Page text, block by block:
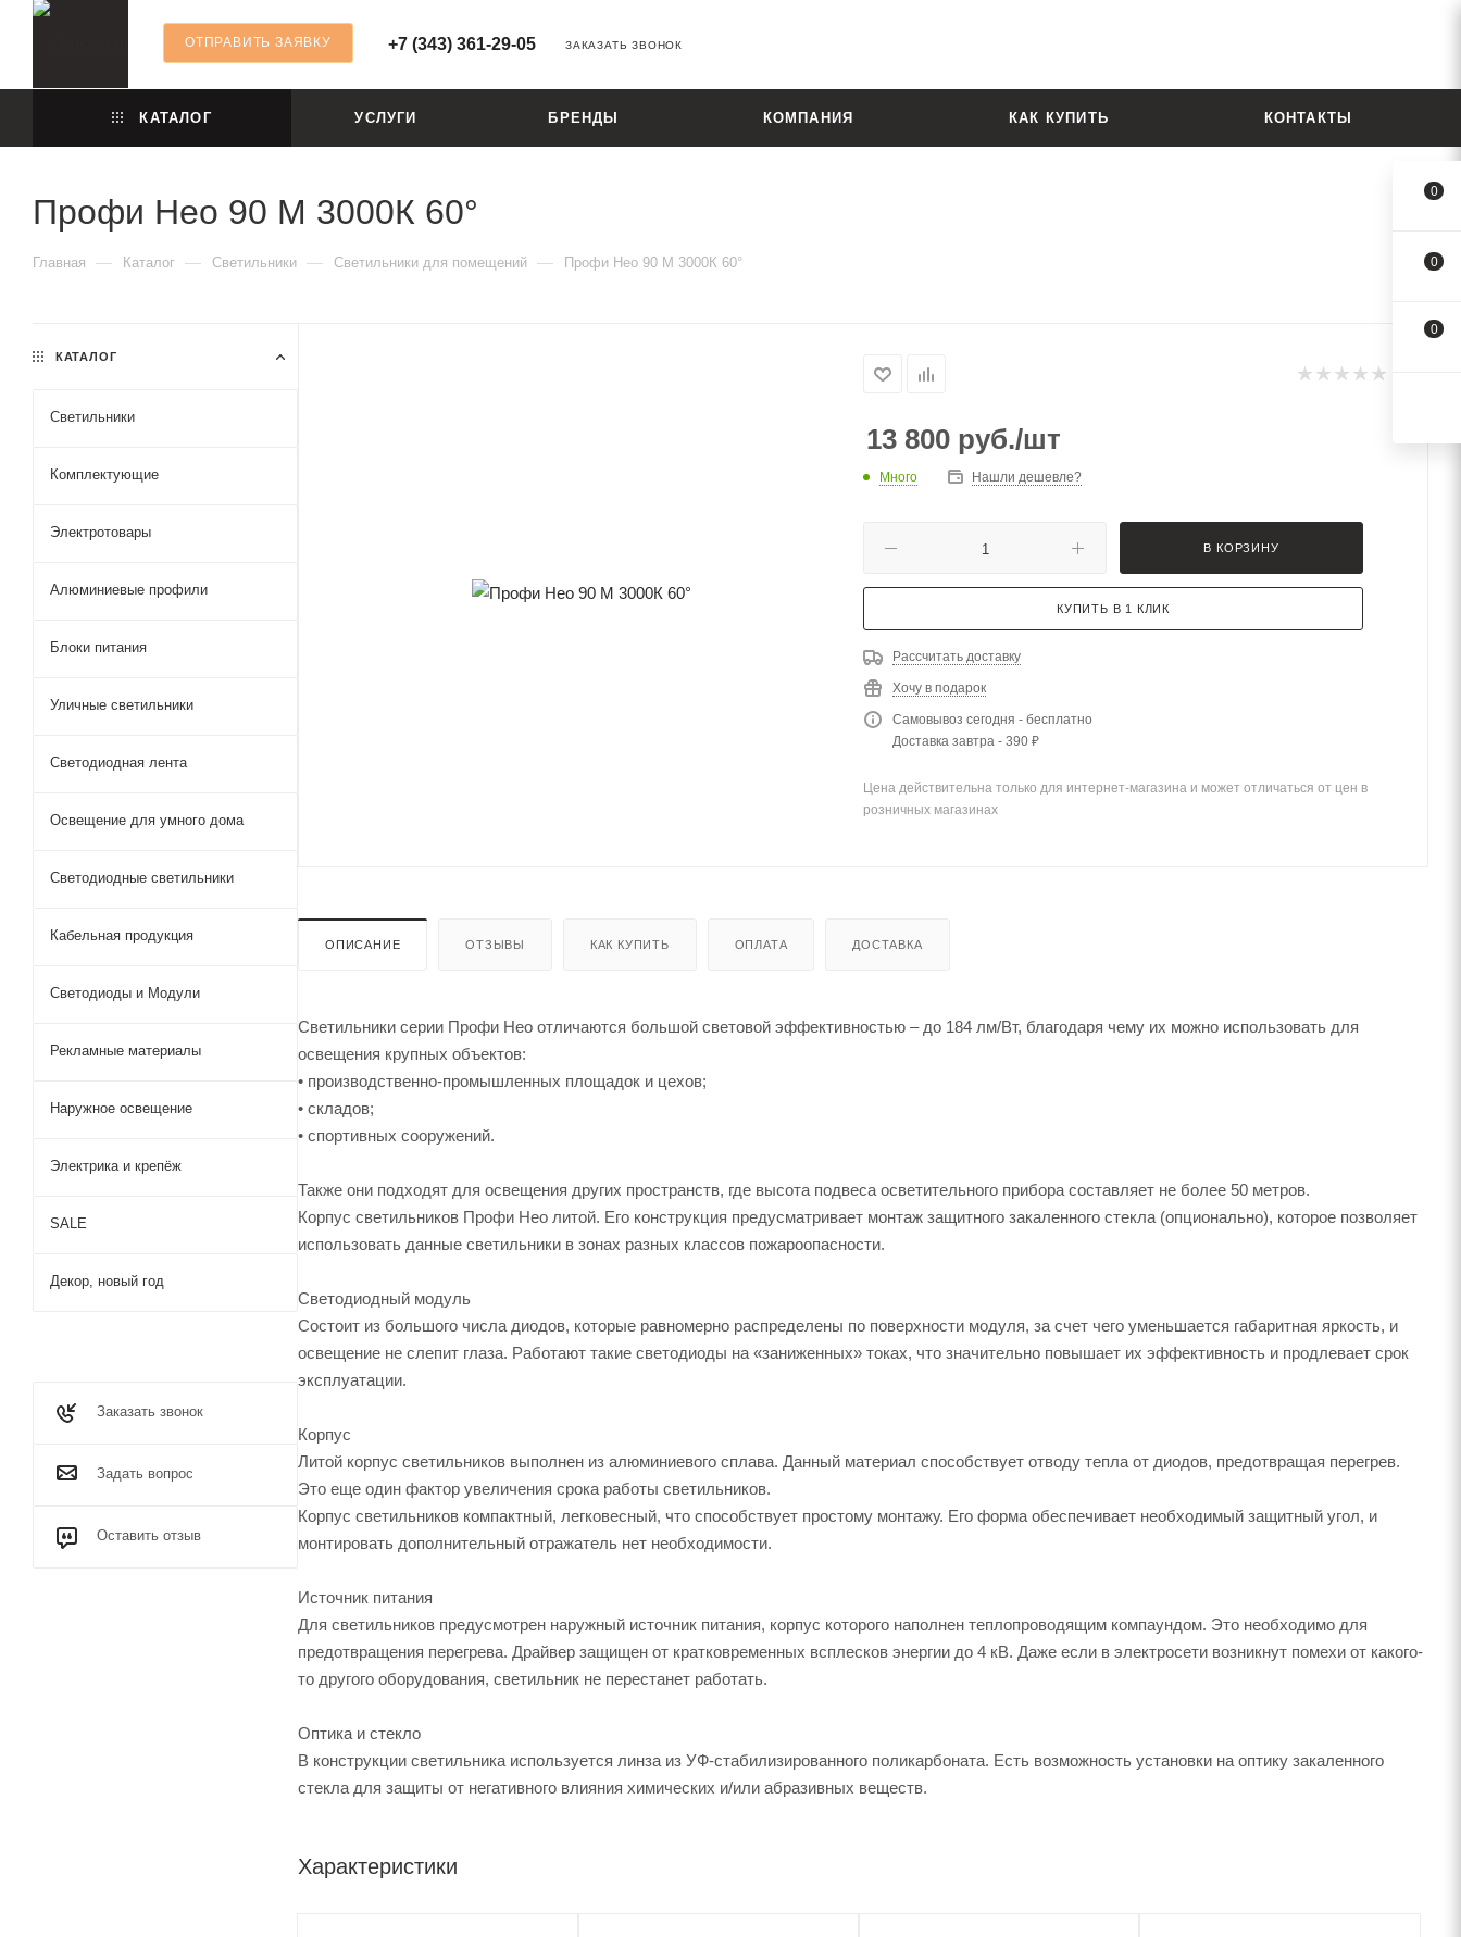
ОТПРАВИТЬ ЗАЯВКУ +7 (343) 361-29-05 ЗАКАЗАТЬ ЗВОНОК
КАТАЛОГ УСЛУГИ БРЕНДЫ КОМПАНИЯ КАК КУПИТЬ КОНТАКТЫ
Профи Нео 90 M 3000К 60°
Главная — Каталог — Светильники — Светильники для помещений — Профи Нео 90 M 3000К 60°
13 800 руб./шт
Много Нашли дешевле?
В КОРЗИНУ
КУПИТЬ В 1 КЛИК
Рассчитать доставку
Хочу в подарок
Самовывоз сегодня - бесплатно
Доставка завтра - 390 ₽
Цена действительна только для интернет-магазина и может отличаться от цен в
розничных магазинах
ОПИСАНИЕ ОТЗЫВЫ КАК КУПИТЬ ОПЛАТА ДОСТАВКА
Светильники серии Профи Нео отличаются большой световой эффективностью – до 184 лм/Вт, благодаря чему их можно использовать для
освещения крупных объектов:
• производственно-промышленных площадок и цехов;
• складов;
• спортивных сооружений.
Также они подходят для освещения других пространств, где высота подвеса осветительного прибора составляет не более 50 метров.
Корпус светильников Профи Нео литой. Его конструкция предусматривает монтаж защитного закаленного стекла (опционально), которое позволяет
использовать данные светильники в зонах разных классов пожароопасности.
Светодиодный модуль
Состоит из большого числа диодов, которые равномерно распределены по поверхности модуля, за счет чего уменьшается габаритная яркость, и
освещение не слепит глаза. Работают такие светодиоды на «заниженных» токах, что значительно повышает их эффективность и продлевает срок
эксплуатации.
Корпус
Литой корпус светильников выполнен из алюминиевого сплава. Данный материал способствует отводу тепла от диодов, предотвращая перегрев.
Это еще один фактор увеличения срока работы светильников.
Корпус светильников компактный, легковесный, что способствует простому монтажу. Его форма обеспечивает необходимый защитный угол, и
монтировать дополнительный отражатель нет необходимости.
Источник питания
Для светильников предусмотрен наружный источник питания, корпус которого наполнен теплопроводящим компаундом. Это необходимо для
предотвращения перегрева. Драйвер защищен от кратковременных всплесков энергии до 4 кВ. Даже если в электросети возникнут помехи от какого-
то другого оборудования, светильник не перестанет работать.
Оптика и стекло
В конструкции светильника используется линза из УФ-стабилизированного поликарбоната. Есть возможность установки на оптику закаленного
стекла для защиты от негативного влияния химических и/или абразивных веществ.
Характеристики
КАТАЛОГ
Светильники
Комплектующие
Электротовары
Алюминиевые профили
Блоки питания
Уличные светильники
Светодиодная лента
Освещение для умного дома
Светодиодные светильники
Кабельная продукция
Светодиоды и Модули
Рекламные материалы
Наружное освещение
Электрика и крепёж
SALE
Декор, новый год
Заказать звонок
Задать вопрос
Оставить отзыв
0
0
0